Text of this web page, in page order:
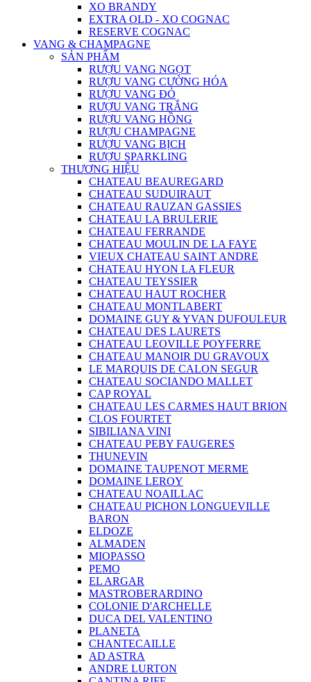
XO BRANDY
EXTRA OLD - XO COGNAC
RESERVE COGNAC
VANG & CHAMPAGNE
SẢN PHẨM
RƯỢU VANG NGỌT
RƯỢU VANG CƯỜNG HÓA
RƯỢU VANG ĐỎ
RƯỢU VANG TRẮNG
RƯỢU VANG HỒNG
RƯỢU CHAMPAGNE
RƯỢU VANG BỊCH
RƯỢU SPARKLING
THƯƠNG HIỆU
CHATEAU BEAUREGARD
CHATEAU SUDUIRAUT
CHATEAU RAUZAN GASSIES
CHATEAU LA BRULERIE
CHATEAU FERRANDE
CHATEAU MOULIN DE LA FAYE
VIEUX CHATEAU SAINT ANDRE
CHATEAU HYON LA FLEUR
CHATEAU TEYSSIER
CHATEAU HAUT ROCHER
CHATEAU MONTLABERT
DOMAINE GUY & YVAN DUFOULEUR
CHATEAU DES LAURETS
CHATEAU LEOVILLE POYFERRE
CHATEAU MANOIR DU GRAVOUX
LE MARQUIS DE CALON SEGUR
CHATEAU SOCIANDO MALLET
CAP ROYAL
CHATEAU LES CARMES HAUT BRION
CLOS FOURTET
SIBILIANA VINI
CHATEAU PEBY FAUGERES
THUNEVIN
DOMAINE TAUPENOT MERME
DOMAINE LEROY
CHATEAU NOAILLAC
CHATEAU PICHON LONGUEVILLE
BARON
ELDOZE
ALMADEN
MIOPASSO
PEMO
EL ARGAR
MASTROBERARDINO
COLONIE D'ARCHELLE
DUCA DEL VALENTINO
PLANETA
CHANTECAILLE
AD ASTRA
ANDRE LURTON